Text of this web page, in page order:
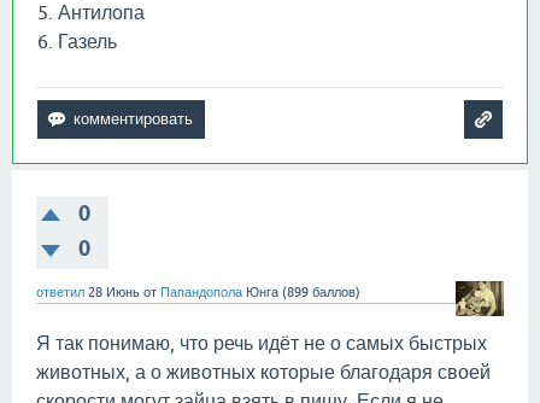
5. Антилопа
6. Газель
0
0
ответил 28 Июнь от Папандопола Юнга (899 баллов)
Я так понимаю, что речь идёт не о самых быстрых
животных, а о животных которые благодаря своей